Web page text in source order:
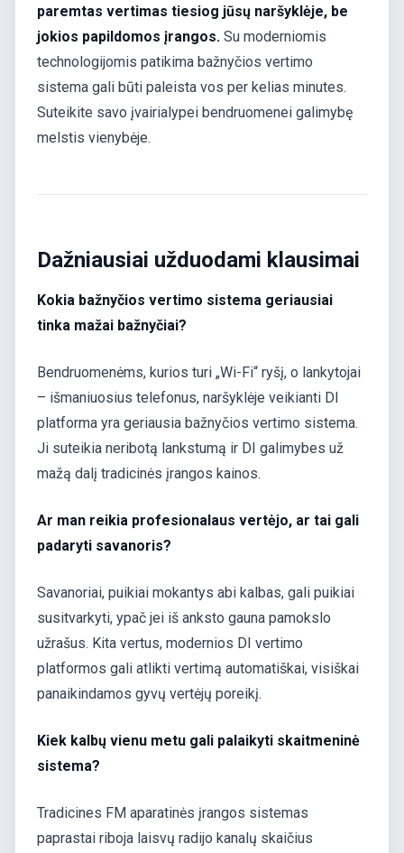
paremtas vertimas tiesiog jūsų naršyklėje, be
jokios papildomos įrangos. Su moderniomis
technologijomis patikima bažnyčios vertimo
sistema gali būti paleista vos per kelias minutes.
Suteikite savo įvairialypei bendruomenei galimybę
melstis vienybėje.
Dažniausiai užduodami klausimai
Kokia bažnyčios vertimo sistema geriausiai
tinka mažai bažnyčiai?
Bendruomenėms, kurios turi „Wi-Fi“ ryšį, o lankytojai
– išmaniuosius telefonus, naršyklėje veikianti DI
platforma yra geriausia bažnyčios vertimo sistema.
Ji suteikia neribotą lankstumą ir DI galimybes už
mažą dalį tradicinės įrangos kainos.
Ar man reikia profesionalaus vertėjo, ar tai gali
padaryti savanoris?
Savanoriai, puikiai mokantys abi kalbas, gali puikiai
susitvarkyti, ypač jei iš anksto gauna pamokslo
užrašus. Kita vertus, modernios DI vertimo
platformos gali atlikti vertimą automatiškai, visiškai
panaikindamos gyvų vertėjų poreikį.
Kiek kalbų vienu metu gali palaikyti skaitmeninė
sistema?
Tradicines FM aparatinės įrangos sistemas
paprastai riboja laisvų radijo kanalų skaičius